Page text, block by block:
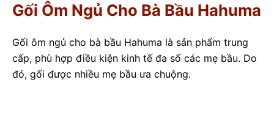
Gối Ôm Ngủ Cho Bà Bầu Hahuma
Gối ôm ngủ cho bà bầu Hahuma là sản phẩm trung
cấp, phù hợp điều kiện kinh tế đa số các mẹ bầu. Do
đó, gối được nhiều mẹ bầu ưa chuộng.